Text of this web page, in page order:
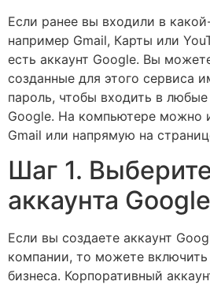
Если ранее вы входили в
например Gmail, Карты или
есть аккаунт Google. Вы
созданные для этого сервиса
пароль, чтобы входить в
Google. На компьютере можно
Gmail или напрямую на
Шаг 1.
аккаунта Google
Если вы создаете аккаунт
компании, то можете
бизнеса. Корпоративный